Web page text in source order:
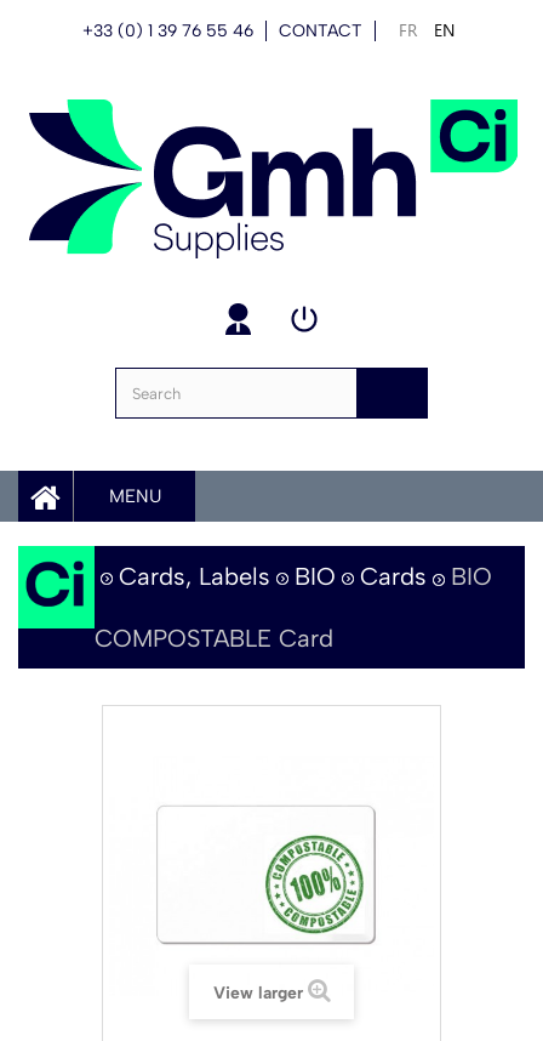
+33 (0) 1 39 76 55 46 CONTACT FR EN
MENU
Cards, Labels Cards
BIO BIO
COMPOSTABLE Card
View larger